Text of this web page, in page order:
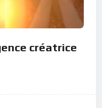
créatrice